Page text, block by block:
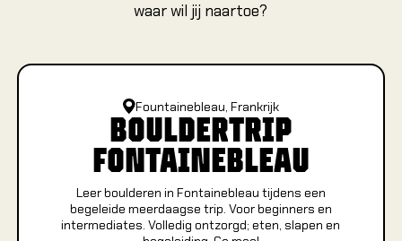
Multi
waar wil jij naartoe?
Fountainebleau, Frankrijk
BOULDERTRIP
FONTAINEBLEAU
Leer boulderen in Fontainebleau tijdens een
begeleide meerdaagse trip. Voor beginners en
intermediates. Volledig ontzorgd; eten, slapen en